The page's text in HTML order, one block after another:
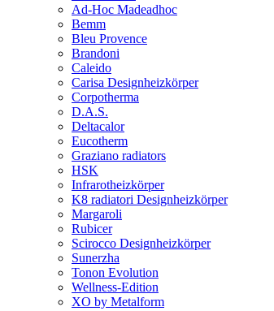
Ad-Hoc Madeadhoc
Bemm
Bleu Provence
Brandoni
Caleido
Carisa Designheizkörper
Corpotherma
D.A.S.
Deltacalor
Eucotherm
Graziano radiators
HSK
Infrarotheizkörper
K8 radiatori Designheizkörper
Margaroli
Rubicer
Scirocco Designheizkörper
Sunerzha
Tonon Evolution
Wellness-Edition
XO by Metalform